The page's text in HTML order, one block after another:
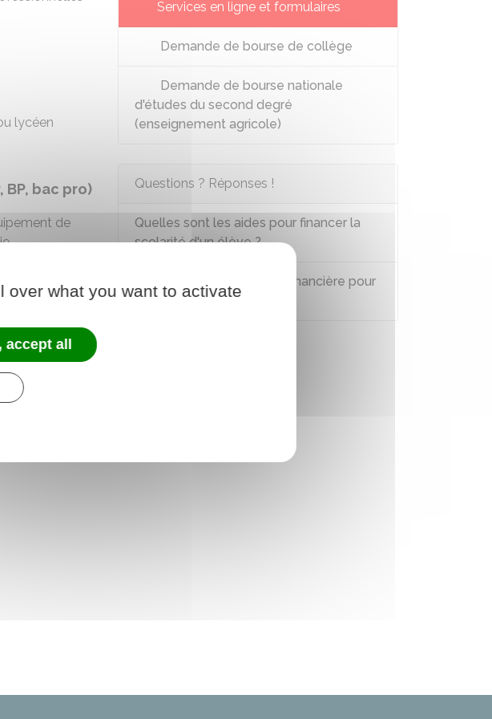
lycéen
BP, bac pro)
de
Services en ligne et formulaires
Demande de bourse de collège
Demande de bourse nationale
d'études du second degré
(enseignement agricole)
Questions ? Réponses !
Quelles sont les aides pour financer la
scolarité d'un élève ?
Peut-on obtenir une aide financière pour
la cantine scolaire ?
what you want to activate
accept all